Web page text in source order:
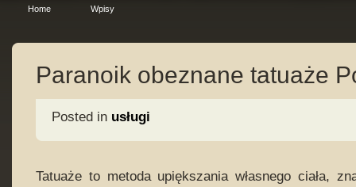
Home Wpisy
Paranoik obeznane tatuaże
Posted in usługi
Tatuaże to metoda upiększania własnego ciała,